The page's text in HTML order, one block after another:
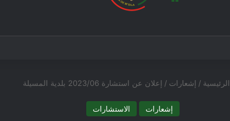
الرئيسية / إشعارات / إعلان عن استشارة 2023/06 بلدية المسيلة
إشعارات الاستشارات